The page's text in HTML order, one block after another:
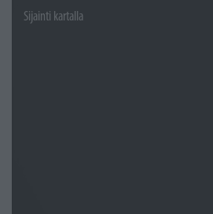
Sijainti kartalla